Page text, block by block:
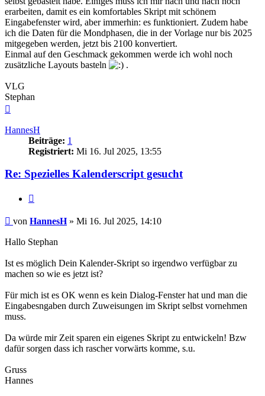
erarbeiten, damit es ein komfortables Skript mit schönem
Eingabefenster wird, aber immerhin: es funktioniert. Zudem habe
ich die Daten für die Mondphasen, die in der Vorlage nur bis 2025
mitgegeben werden, jetzt bis 2100 konvertiert.
Einmal auf den Geschmack gekommen werde ich wohl noch
zusätzliche Layouts basteln
.
VLG
Stephan
HannesH
Beiträge: 1
Registriert: Mi 16. Jul 2025, 13:55
Re: Spezielles Kalenderscript gesucht
Beitrag
von HannesH» Mi 16. Jul 2025, 14:10
Hallo Stephan
Ist es möglich Dein Kalender-Skript so irgendwo verfügbar zu
machen so wie es jetzt ist?
Für mich ist es OK wenn es kein Dialog-Fenster hat und man die
Eingabesngaben durch Zuweisungen im Skript selbst vornehmen
muss.
Da würde mir Zeit sparen ein eigenes Skript zu entwickeln! Bzw
dafür sorgen dass ich rascher vorwärts komme, s.u.
Gruss
Hannes